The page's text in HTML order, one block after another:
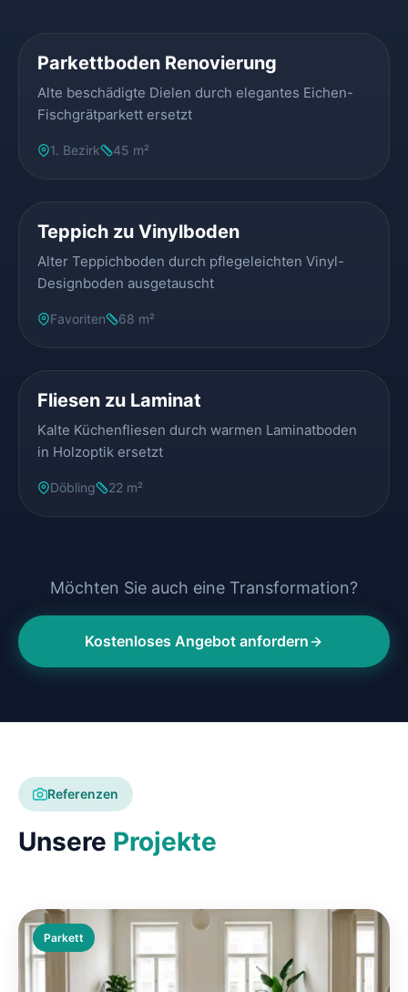
Parkettboden Renovierung
Alte beschädigte Dielen durch elegantes Eichen-
Fischgrätparkett ersetzt
1. Bezirk 45 m²
Teppich zu Vinylboden
Alter Teppichboden durch pflegeleichten Vinyl-
Designboden ausgetauscht
Favoriten 68 m²
Fliesen zu Laminat
Kalte Küchenfliesen durch warmen Laminatboden
in Holzoptik ersetzt
Döbling 22 m²
Möchten Sie auch eine Transformation?
Kostenloses Angebot anfordern
Referenzen
Unsere Projekte
Parkett